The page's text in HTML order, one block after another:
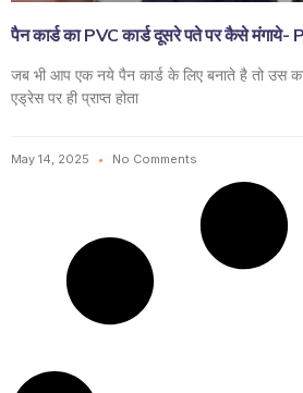
पैन कार्ड का PVC कार्ड दूसरे पते पर कैसे
जब भी आप एक नये पैन कार्ड के लिए बनाते है तो उस
एड्रेस पर ही प्राप्त होता
May 14, 2025 No Comments